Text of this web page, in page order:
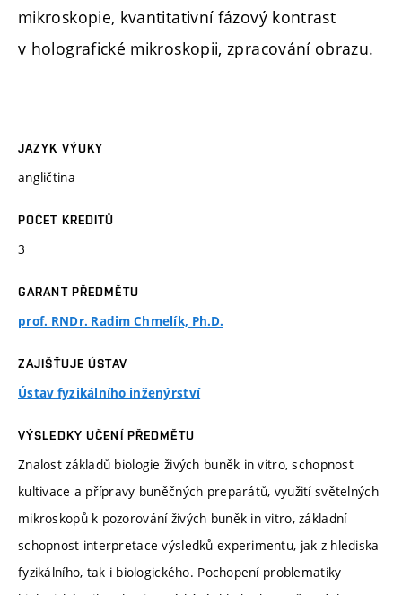
mikroskopie, kvantitativní fázový kontrast
v holografické mikroskopii, zpracování obrazu.
JAZYK VÝUKY
angličtina
POČET KREDITŮ
3
GARANT PŘEDMĚTU
prof. RNDr. Radim Chmelík, Ph.D.
ZAJIŠŤUJE ÚSTAV
Ústav fyzikálního inženýrství
VÝSLEDKY UČENÍ PŘEDMĚTU
Znalost základů biologie živých buněk in vitro, schopnost
kultivace a přípravy buněčných preparátů, využití světelných
mikroskopů k pozorování živých buněk in vitro, základní
schopnost interpretace výsledků experimentu, jak z hlediska
fyzikálního, tak i biologického. Pochopení problematiky